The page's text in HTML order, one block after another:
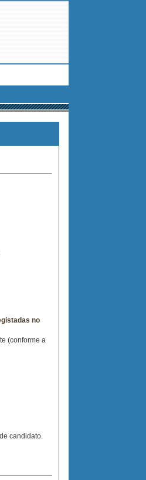
no
(conforme a
candidato.